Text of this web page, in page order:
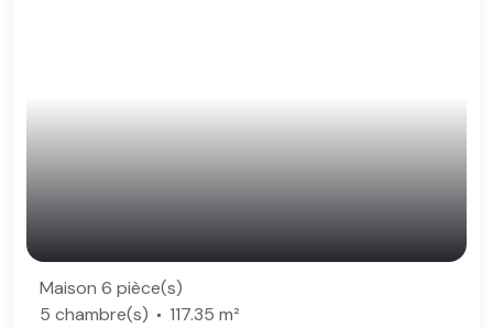
Maison 6 pièce(s)
5 chambre(s)
117.35 m²